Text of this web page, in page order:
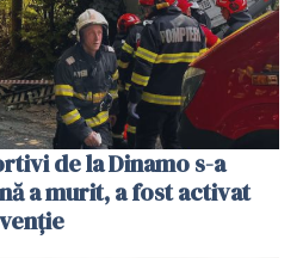
de la Dinamo s-a
a murit, a fost activat